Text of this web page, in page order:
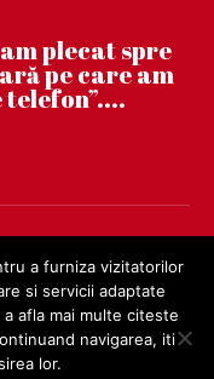
plecat spre
pe care am
a furniza vizitatorilor
si servicii adaptate
afla mai multe citeste
navigarea, iti
lor.